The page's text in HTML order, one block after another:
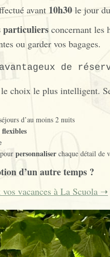
avant 10h30 le jour
particuliers concernant les
ou garder vos bagages.
de
choix le plus intelligent.
d’au moins 2 nuits
personnaliser chaque détail de
d’un autre temps ?
vos vacances à La Scuola ➝